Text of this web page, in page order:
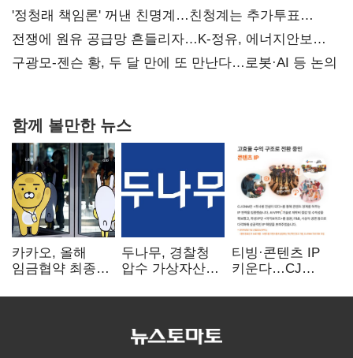
'정청래 책임론' 꺼낸 친명계…친청계는 추가투표
때리기
전쟁에 원유 공급망 흔들리자…K-정유, 에너지안보
핵심으로 재부상
구광모-젠슨 황, 두 달 만에 또 만난다…로봇·AI 등 논의
함께 볼만한 뉴스
카카오, 올해
임금협약 최종
인상·격려금
두나무, 경찰청
압수 가상자산
커스터디 사업
티빙·콘텐츠 IP
키운다…CJ
글로벌 확장 가속